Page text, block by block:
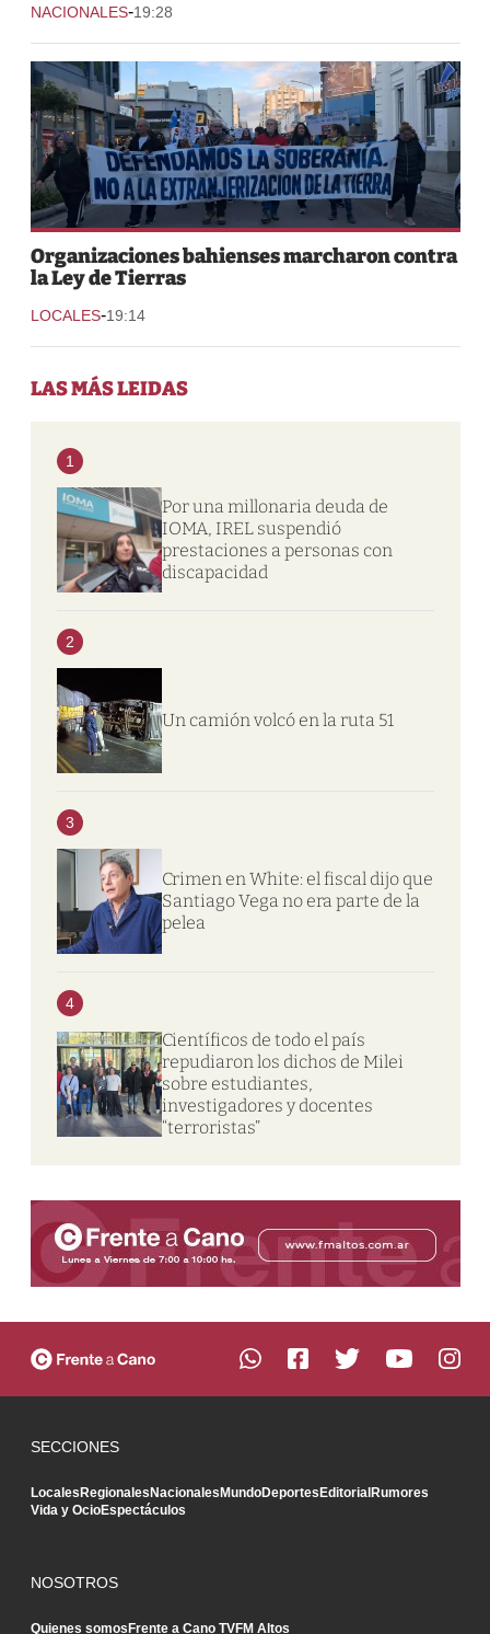
NACIONALES-19:28
Organizaciones bahienses marcharon contra
la Ley de Tierras
LOCALES-19:14
LAS MÁS LEIDAS
1
Por una millonaria deuda de
IOMA, IREL suspendió
prestaciones a personas con
discapacidad
2
Un camión volcó en la ruta 51
3
Crimen en White: el fiscal dijo que
Santiago Vega no era parte de la
pelea
4
Científicos de todo el país
repudiaron los dichos de Milei
sobre estudiantes,
investigadores y docentes
“terroristas”
SECCIONES
LocalesRegionalesNacionalesMundoDeportesEditorialRumores
Vida y OcioEspectáculos
NOSOTROS
Quienes somosFrente a Cano TVFM Altos